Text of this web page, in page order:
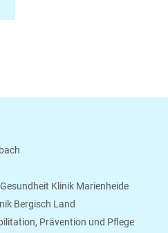
Klinik Marienheide
Bergisch Land
Prävention und Pflege